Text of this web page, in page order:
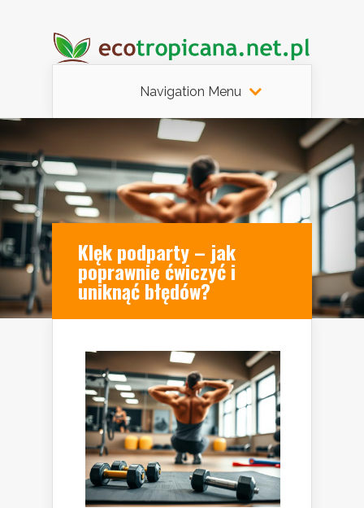
Navigation Menu
Klęk podparty – jak
poprawnie ćwiczyć i
uniknąć błędów?